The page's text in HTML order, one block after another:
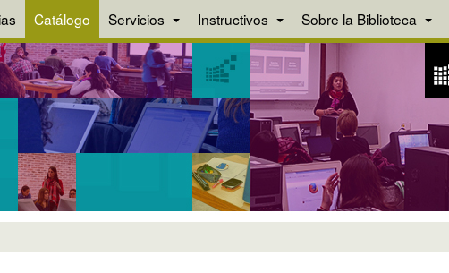
Catálogo Servicios Instructivos Sobre la Biblioteca